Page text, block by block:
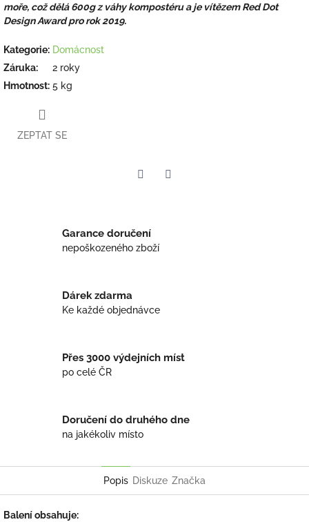
moře, což dělá 600g z váhy kompostéru a je vítězem Red Dot
Design Award pro rok 2019.
Kategorie: Domácnost
Záruka:
2 roky
Hmotnost: 5 kg
ZEPTAT SE
Garance doručení
nepoškozeného zboží
Dárek zdarma
Ke každé objednávce
Přes 3000 výdejních míst
po celé ČR
Doručení do druhého dne
na jakékoliv místo
Popis Diskuze Značka
Balení obsahuje: